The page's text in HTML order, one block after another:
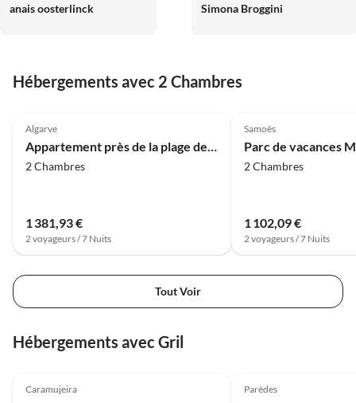
anais oosterlinck Simona Broggini
Hébergements avec 2 Chambres
Algarve
2 Chambres
1 381,93 €
2 voyageurs / 7 Nuits
Samoës
2 Chambres
1 102,09 €
2 voyageurs / 7 Nuits
Tout Voir
Hébergements avec Gril
Caramujeira Parèdes